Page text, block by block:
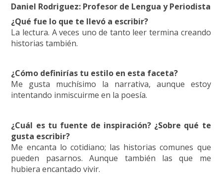
Daniel Rodriguez: Profesor de Lengua y Periodista
¿Qué fue lo que te llevó a escribir?
La lectura. A veces uno de tanto leer termina creando
historias también.
¿Cómo definirías tu estilo en esta faceta?
Me gusta muchísimo la narrativa, aunque estoy
intentando inmiscuirme en la poesía.
¿Cuál es tu fuente de inspiración? ¿Sobre qué te
gusta escribir?
Me encanta lo cotidiano; las historias comunes que
pueden pasarnos. Aunque también las que me
hubiera encantado vivir.